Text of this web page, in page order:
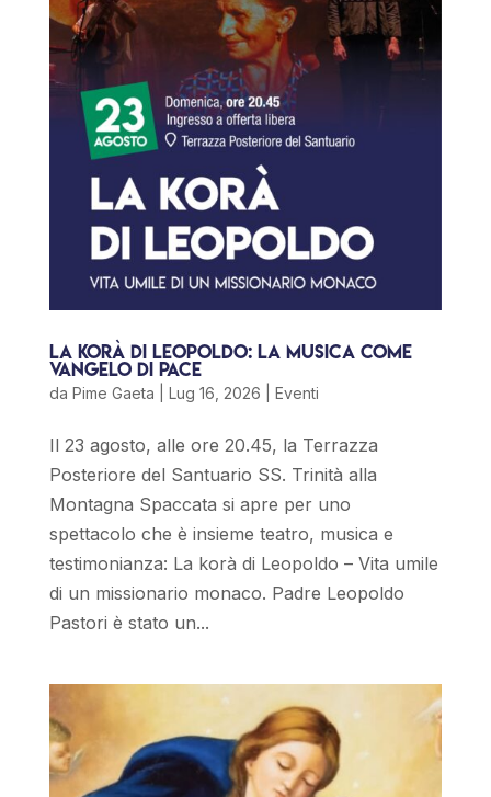
La korà di Leopoldo: la musica come
vangelo di pace
da Pime Gaeta Lug 16, 2026 Eventi
Il 23 agosto, alle ore 20.45, la Terrazza
Posteriore del Santuario SS. Trinità alla
Montagna Spaccata si apre per uno
spettacolo che è insieme teatro, musica e
testimonianza: La korà di Leopoldo – Vita umile
di un missionario monaco. Padre Leopoldo
Pastori è stato un...